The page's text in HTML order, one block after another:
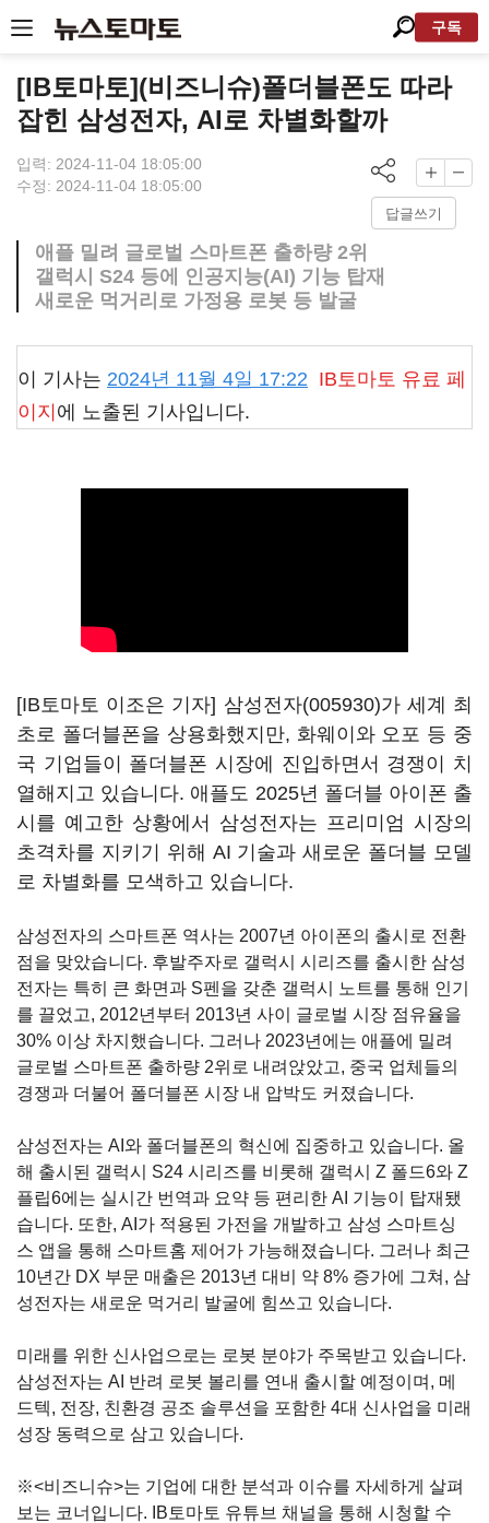
구독
[IB토마토](비즈니슈)폴더블폰도 따라
잡힌 삼성전자, AI로 차별화할까
입력: 2024-11-04 18:05:00
수정: 2024-11-04 18:05:00
답글쓰기
애플 밀려 글로벌 스마트폰 출하량 2위
갤럭시 S24 등에 인공지능(AI) 기능 탑재
새로운 먹거리로 가정용 로봇 등 발굴
이 기사는 2024년 11월 4일 17:22 IB토마토 유료 페
이지 에 노출된 기사입니다.
[IB토마토 이조은 기자] 삼성전자(005930)가 세계 최
초로 폴더블폰을 상용화했지만, 화웨이와 오포 등 중
국 기업들이 폴더블폰 시장에 진입하면서 경쟁이 치
열해지고 있습니다. 애플도 2025년 폴더블 아이폰 출
시를 예고한 상황에서 삼성전자는 프리미엄 시장의
초격차를 지키기 위해 AI 기술과 새로운 폴더블 모델
로 차별화를 모색하고 있습니다.
삼성전자의 스마트폰 역사는 2007년 아이폰의 출시로 전환
점을 맞았습니다. 후발주자로 갤럭시 시리즈를 출시한 삼성
전자는 특히 큰 화면과 S펜을 갖춘 갤럭시 노트를 통해 인기
를 끌었고, 2012년부터 2013년 사이 글로벌 시장 점유율을
30% 이상 차지했습니다. 그러나 2023년에는 애플에 밀려
글로벌 스마트폰 출하량 2위로 내려앉았고, 중국 업체들의
경쟁과 더불어 폴더블폰 시장 내 압박도 커졌습니다.
삼성전자는 AI 와 폴더블폰의 혁신에 집중하고 있습니다. 올
해 출시된 갤럭시 S24 시리즈를 비롯해 갤럭시 Z 폴드6와 Z
플립6에는 실시간 번역과 요약 등 편리한 AI 기능이 탑재됐
습니다. 또한, AI 가 적용된 가전을 개발하고 삼성 스마트싱
스 앱을 통해 스마트홈 제어가 가능해졌습니다. 그러나 최근
10년간 DX 부문 매출은 2013년 대비 약 8% 증가에 그쳐 , 삼
성전자는 새로운 먹거리 발굴에 힘쓰고 있습니다.
미래를 위한 신사업으로는 로봇 분야가 주목받고 있습니다.
삼성전자는 AI 반려 로봇 볼리를 연내 출시할 예정이며 , 메
드텍, 전장, 친환경 공조 솔루션을 포함한 4대 신사업을 미래
성장 동력으로 삼고 있습니다.
※<비즈니슈>는 기업에 대한 분석과 이슈를 자세하게 살펴
보는 코너입니다. IB토마토 유튜브 채널을 통해 시청할 수